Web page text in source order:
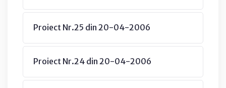
Proiect Nr.25 din 20-04-2006
Proiect Nr.24 din 20-04-2006